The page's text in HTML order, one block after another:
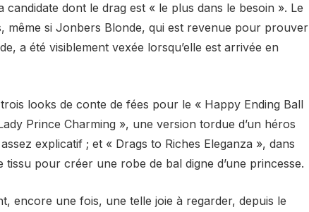
dont le drag est « le plus dans le besoin ». Le
même si Jonbers Blonde, qui est revenue pour prouver
a été visiblement vexée lorsqu’elle est arrivée en
looks de conte de fées pour le « Happy Ending Ball
Prince Charming », une version tordue d’un héros
explicatif ; et « Drags to Riches Eleganza », dans
tissu pour créer une robe de bal digne d’une princesse.
encore une fois, une telle joie à regarder, depuis le